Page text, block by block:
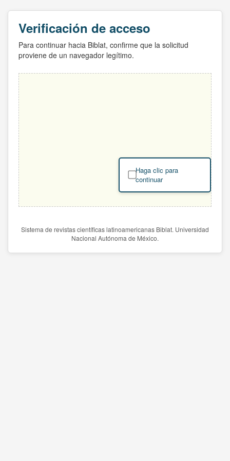
Verificación de acceso
Para continuar hacia Biblat, confirme que la solicitud
proviene de un navegador legítimo.
Haga clic para
continuar
Sistema de revistas científicas latinoamericanas Biblat. Universidad
Nacional Autónoma de México.